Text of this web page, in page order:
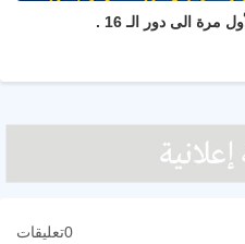
الى دور الـ 16 .
0تعليقات